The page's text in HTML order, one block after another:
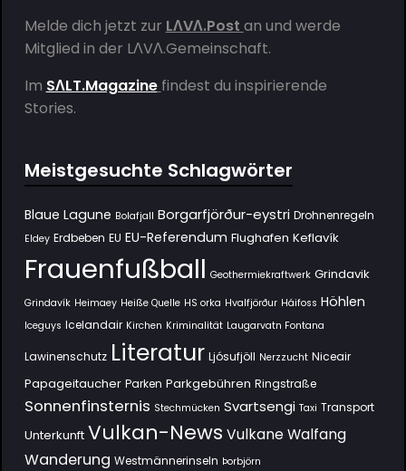
Melde dich jetzt zur LΛVΛ.Post an und werde
Mitglied in der LΛVΛ.Gemeinschaft.
Im SΛLT.Magazine findest du inspirierende
Stories.
Meistgesuchte Schlagwörter
Blaue Lagune Bolafjall Borgarfjörður-eystri Drohnenregeln
Eldey Erdbeben EU EU-Referendum Flughafen Keflavík
Frauenfußball Geothermiekraftwerk Grindavik
Grindavík Heimaey Heiße Quelle HS orka Hvalfjörður Háifoss Höhlen
Iceguys Icelandair Kirchen Kriminalität Laugarvatn Fontana
Lawinenschutz Literatur Ljósufjöll Nerzzucht Niceair
Papageitaucher Parken Parkgebühren Ringstraße
Sonnenfinsternis Stechmücken Svartsengi Taxi Transport
Unterkunft Vulkan-News Vulkane Walfang
Wanderung Westmännerinseln Þorbjörn